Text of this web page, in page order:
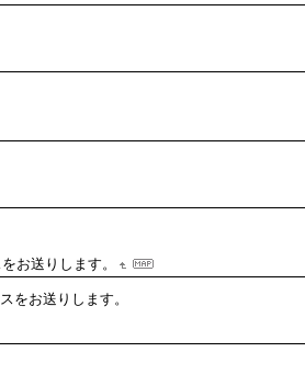
お送りします。
をお送りします。